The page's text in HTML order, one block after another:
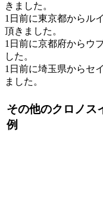
きました。
1日前に東京都からル
頂きました。
1日前に京都府からウ
した。
1日前に埼玉県からセ
ました。
その他のクロノス
例